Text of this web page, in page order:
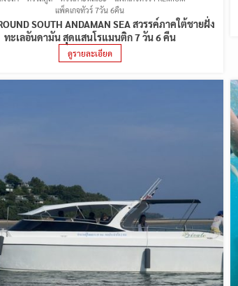
แพ็คเกจทัวร์ 7วัน 6คืน
SOUTH ANDAMAN SEA สวรรค์ภาคใต้ชายฝั่ง
ทะเลอันดามัน สุดแสนโรแมนติก 7 วัน 6 คืน
ดูรายละเอียด